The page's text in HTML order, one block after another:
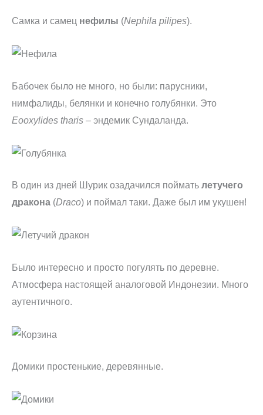
Самка и самец нефилы (Nephila pilipes).
Бабочек было не много, но были: парусники,
нимфалиды, белянки и конечно голубянки. Это
Eooxylides tharis – эндемик Сундаланда.
В один из дней Шурик озадачился поймать летучего
дракона (Draco) и поймал таки. Даже был им укушен!
Было интересно и просто погулять по деревне.
Атмосфера настоящей аналоговой Индонезии. Много
аутентичного.
Домики простенькие, деревянные.